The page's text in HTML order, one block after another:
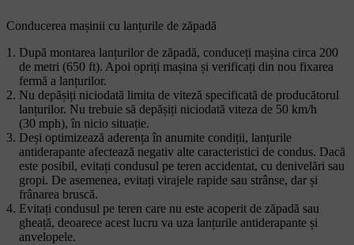
Conducerea mașinii cu lanțurile de zăpadă
După montarea lanțurilor de zăpadă, conduceți mașina circa 200
de metri (650 ft). Apoi opriți mașina și verificați din nou fixarea
fermă a lanțurilor.
Nu depășiți niciodată limita de viteză specificată de producătorul
lanțurilor. Nu trebuie să depășiți niciodată viteza de 50 km/h
(30 mph), în nicio situație.
Deși optimizează aderența în anumite condiții, lanțurile
antiderapante afectează negativ alte caracteristici de condus. Dacă
este posibil, evitați condusul pe teren accidentat, cu denivelări sau
gropi. De asemenea, evitați virajele rapide sau strânse, dar și
frânarea bruscă.
Evitați condusul pe teren care nu este acoperit de zăpadă sau
gheață, deoarece acest lucru va uza lanțurile antiderapante și
anvelopele.